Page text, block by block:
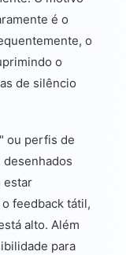
é o
o
o
de silêncio
ou perfis de
desenhados
estar
feedback tátil,
alto. Além
para